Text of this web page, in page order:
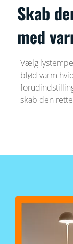
Skab
med
Vælg
blød varm
skab den